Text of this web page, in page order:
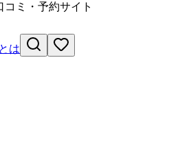
コミ・予約サイト
は